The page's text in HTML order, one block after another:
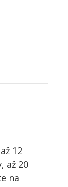
12
až 20
na